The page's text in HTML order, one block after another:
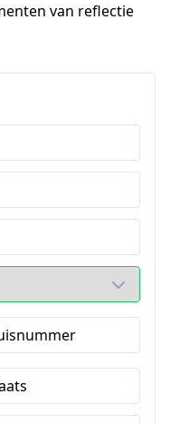
van reflectie